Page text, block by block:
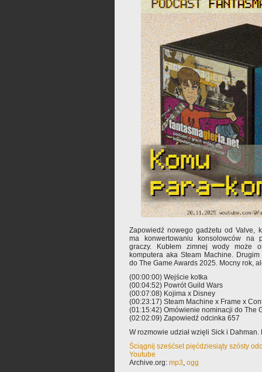
Zapowiedź nowego gadżetu od Valve,
ma konwertowaniu konsolowców na
graczy. Kubłem zimnej wody może
komputera aka Steam Machine.
do The Game Awards 2025. Mocny rok,
(00:00:00) Wejście kotka
(00:04:52) Powrót Guild Wars
(00:07:08) Kojima x Disney
(00:23:17) Steam Machine x Frame x
(01:15:42) Omówienie nominacji do The
(02:02:09) Zapowiedź odcinka 657
W rozmowie udział wzięli Sick i Dahman.
Ściągnij sześćset pięćdziesiąty szósty
Youtube
Archive.org: mp3, ogg